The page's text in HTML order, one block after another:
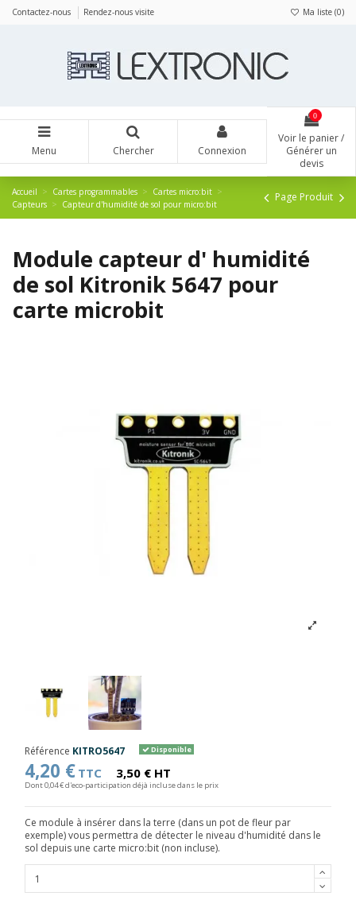
Contactez-nous Rendez-nous visite Ma liste (0)
Menu Chercher Connexion
0
Voir le panier /
Générer un
devis
Accueil Cartes programmables
Cartes micro:bit
Capteurs
Capteur d'humidité de sol pour micro:bit
Page Produit
Module capteur d' humidité
de sol Kitronik 5647 pour
carte microbit
Référence KITRO5647 Disponible
4,20 € TTC 3,50 € HT
Dont 0,04 € d'eco-participation déjà incluse dans le prix
Ce module à insérer dans la terre (dans un pot de fleur par
exemple) vous permettra de détecter le niveau d'humidité dans le
sol depuis une carte micro:bit (non incluse).
Panneau de gestion des cookies